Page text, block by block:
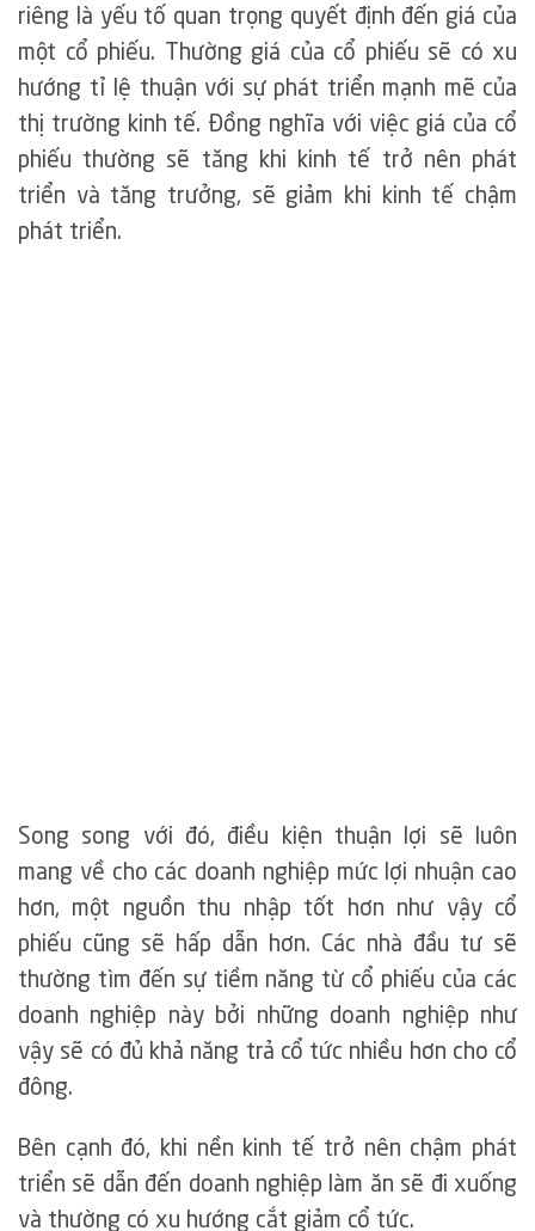
riêng là yếu tố quan trọng quyết định đến giá của
một cổ phiếu. Thường giá của cổ phiếu sẽ có xu
hướng tỉ lệ thuận với sự phát triển mạnh mẽ của
thị trường kinh tế. Đồng nghĩa với việc giá của cổ
phiếu thường sẽ tăng khi kinh tế trở nên phát
triển và tăng trưởng, sẽ giảm khi kinh tế chậm
phát triển.
Song song với đó, điều kiện thuận lợi sẽ luôn
mang về cho các doanh nghiệp mức lợi nhuận cao
hơn, một nguồn thu nhập tốt hơn như vậy cổ
phiếu cũng sẽ hấp dẫn hơn. Các nhà đầu tư sẽ
thường tìm đến sự tiềm năng từ cổ phiếu của các
doanh nghiệp này bởi những doanh nghiệp như
vậy sẽ có đủ khả năng trả cổ tức nhiều hơn cho cổ
đông.
Bên cạnh đó, khi nền kinh tế trở nên chậm phát
triển sẽ dẫn đến doanh nghiệp làm ăn sẽ đi xuống
và thường có xu hướng cắt giảm cổ tức.